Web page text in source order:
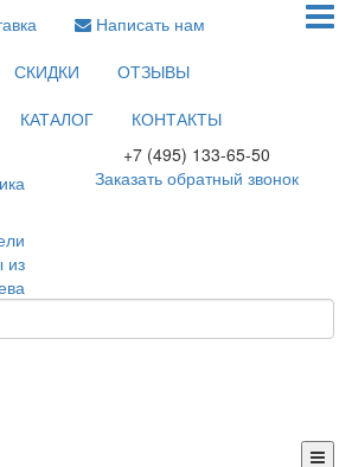
Написать нам
СКИДКИ
ОТЗЫВЫ
КАТАЛОГ КОНТАКТЫ
из
+7 (495) 133-65-50
Заказать обратный звонок